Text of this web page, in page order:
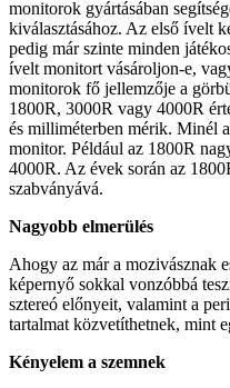
monitorok gyártásában
kiválasztásához. Az első ívelt
pedig már szinte minden
ívelt monitort vásároljon-e,
monitorok fő jellemzője a
1800R, 3000R vagy 4000R
és milliméterben mérik. Minél
monitor. Például az 1800R
4000R. Az évek során az
szabványává.
Nagyobb elmerülés
Ahogy az már a mozivásznak
képernyő sokkal vonzóbbá
sztereó előnyeit, valamint a
tartalmat közvetíthetnek, mint
Kényelem a szemnek